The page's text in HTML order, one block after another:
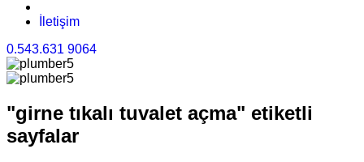
İletişim
0.543.631 9064
"girne tıkalı tuvalet açma" etiketli
sayfalar